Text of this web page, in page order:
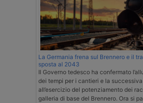
La Germania frena sul Brennero e il
sposta al 2043
Il Governo tedesco ha confermato
dei tempi per i cantieri e la
all’esercizio del potenziamento dei
galleria di base del Brennero. Ora si